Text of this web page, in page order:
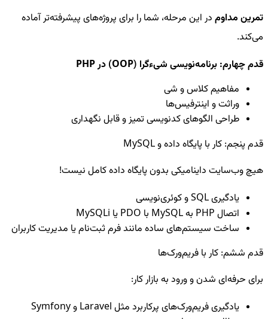
تمرین مداوم در این مرحله، شما را برای پروژه‌های پیشرفته‌تر آماده
می‌کند.
قدم چهارم: برنامه‌نویسی شیءگرا (OOP) در PHP
مفاهیم کلاس و شی
وراثت و اینترفیس‌ها
طراحی الگوهای کدنویسی تمیز و قابل نگهداری
قدم پنجم: کار با پایگاه داده و MySQL
هیچ وب‌سایت داینامیکی بدون پایگاه داده کامل نیست!
یادگیری SQL و کوئری‌نویسی
اتصال PHP به MySQL با PDO یا MySQLi
ساخت سیستم‌های ساده مانند فرم ثبت‌نام یا مدیریت کاربران
قدم ششم: کار با فریم‌ورک‌ها
برای حرفه‌ای شدن و ورود به بازار کار:
یادگیری فریم‌ورک‌های پرکاربرد مثل Laravel و Symfony